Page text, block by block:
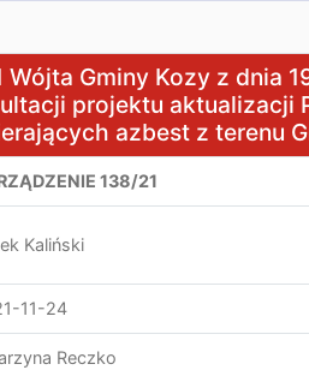
Gminy Kozy z dnia 19
Wójta Gminy Kozy z dnia
projektu aktualizacji
azbest z terenu
138/21
Kaliński
11-24
Reczko